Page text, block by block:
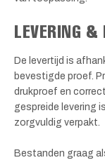
LEVERING &
De levertijd is
bevestigde proef.
drukproef en
gespreide levering
zorgvuldig verpakt.
Bestanden graag